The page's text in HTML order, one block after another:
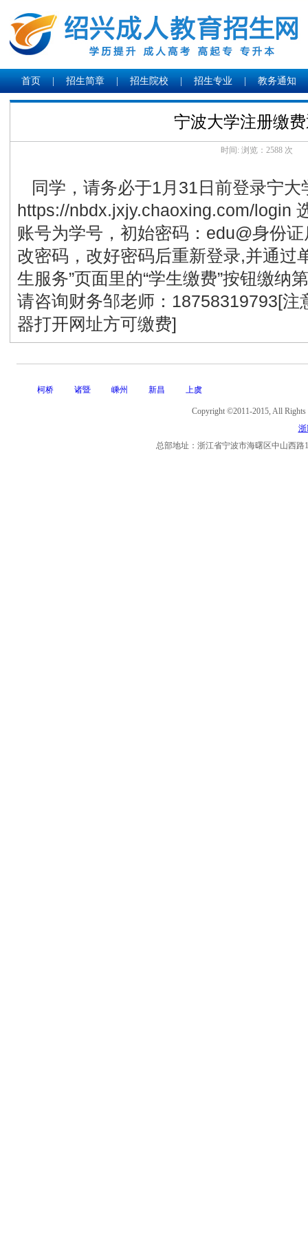
首页 招生简章 招生院校 招生专业 教务通知
宁波大学注册缴
时间: 浏览： 2588 次
同学，请务必于1月31日前登录宁大
https://nbdx.jxjy.chaoxing.com/login
账号为学号，初始密码：edu@身份
改密码，改好密码后重新登录,并通过
生服务”页面里的“学生缴费”按钮缴纳
请咨询财务邹老师：18758319793[注
器打开网址方可缴费]
柯桥 诸暨 嵊州 新昌 上虞
Copyright ©2011-2015, All
浙
总部地址：浙江省宁波市海曙区中山西路